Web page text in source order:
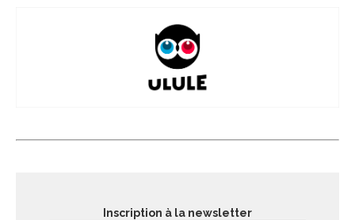
Inscription à la newsletter